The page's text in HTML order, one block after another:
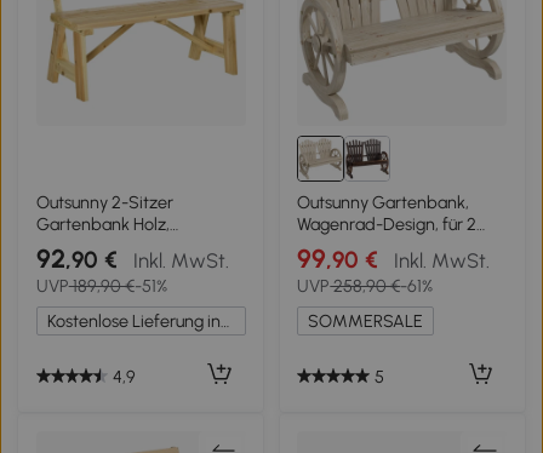
Outsunny 2-Sitzer
Gartenbank Holz,
wetterfest Sitzbank, UV-
Beständig Gartenmöbel
mit Rückenlehnen,
Parkbank 220kg belastbar,
Balkonbank, Holzbank für
x 56 x 80 cm, Natur
92,90 € Inkl. MwSt.
UVP189,90 €-51%
Kostenlose Lieferung innerhalb Deutschlands
4,9
Outsunny Gartenbank,
Wagenrad-Design, für 2
Personen, Naturholz
99,90 € Inkl. MwSt.
UVP258,90 €-61%
SOMMERSALE
5